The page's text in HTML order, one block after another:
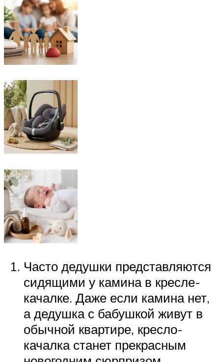
Часто дедушки представляются
сидящими у камина в кресле-
качалке. Даже если камина нет,
а дедушка с бабушкой живут в
обычной квартире, кресло-
качалка станет прекрасным